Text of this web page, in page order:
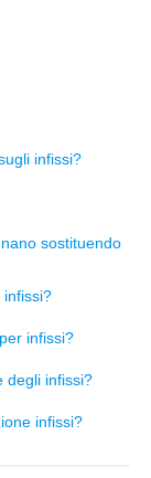
infissi?
sostituendo
infissi?
infissi?
degli infissi?
infissi?